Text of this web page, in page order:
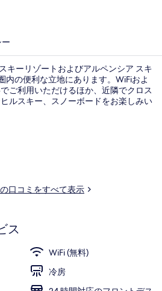
キーリゾートおよびアルペンシア スキ
内の便利な立地にあります。WiFiおよ
ご利用いただけるほか、近隣でクロス
ルスキー、スノーボードをお楽しみい
口コミをすべて表示
ス
WiFi (無料)
冷房